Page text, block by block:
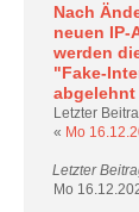
Nach
neuen IP-
werden
"Fake-
abgelehnt
Letzter
« Mo
Letzter
Mo